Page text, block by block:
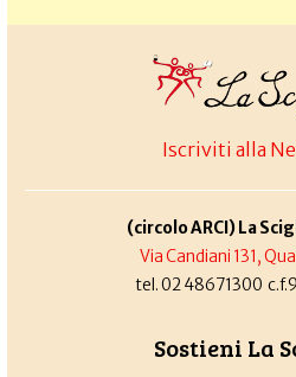
Iscriviti alla
(circolo ARCI) La
Via Candiani 131,
tel. 02 48671300
Sostieni La